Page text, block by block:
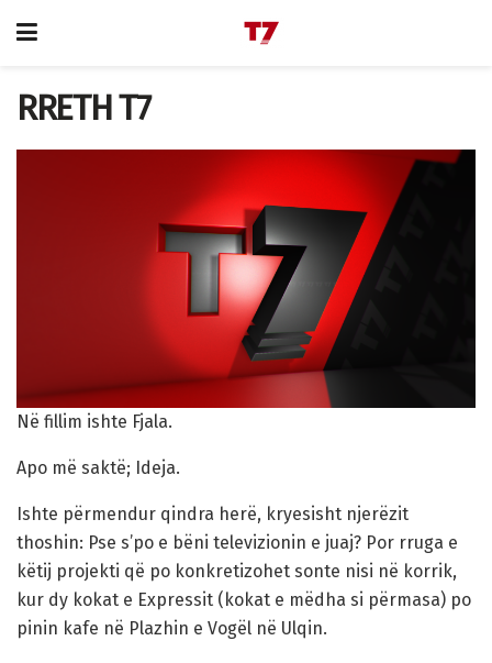
RRETH T7
Në fillim ishte Fjala.
Apo më saktë; Ideja.
Ishte përmendur qindra herë, kryesisht njerëzit
thoshin: Pse s’po e bëni televizionin e juaj? Por rruga e
këtij projekti që po konkretizohet sonte nisi në korrik,
kur dy kokat e Expressit (kokat e mëdha si përmasa) po
pinin kafe në Plazhin e Vogël në Ulqin.